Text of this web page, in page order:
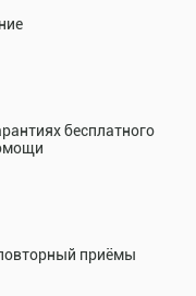
бесплатного
приёмы